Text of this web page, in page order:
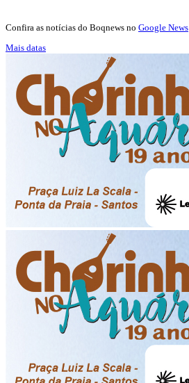
Confira as notícias do Boqnews no Google News
Mais datas